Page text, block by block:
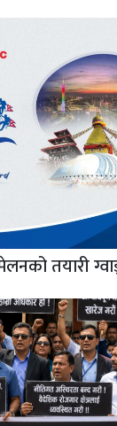
तयारी